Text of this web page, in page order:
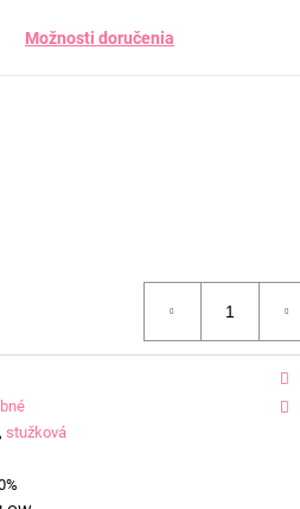
Možnosti doručenia
, stužková